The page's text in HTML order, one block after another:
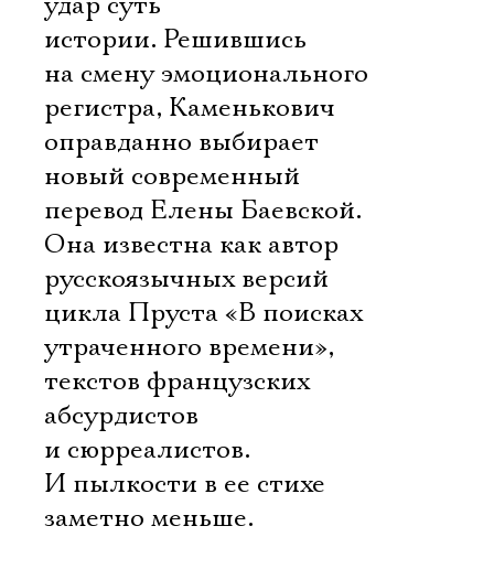
истории. Решившись
на смену эмоционального
регистра, Каменькович
оправданно выбирает
новый современный
перевод Елены Баевской.
Она известна как автор
русскоязычных версий
цикла Пруста «В поисках
утраченного времени»,
текстов французских
абсурдистов
и сюрреалистов.
И пылкости в ее стихе
заметно меньше.